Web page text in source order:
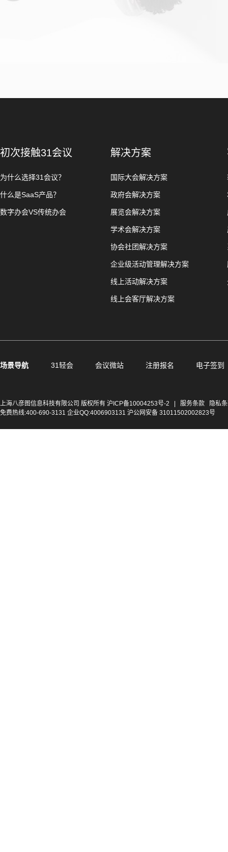
初次接触31会议
为什么选择31会议？
什么是SaaS产品？
数字办会VS传统办会
解决方案
国际大会解决方案
政府会解决方案
展览会解决方案
学术会解决方案
协会社团解决方案
企业级活动管理解决方案
线上活动解决方案
线上会客厅解决方案
场景导航 31轻会 会议微站 注册报名 电子签到
上海八彦图信息科技有限公司 版权所有 沪ICP备10004253号-2 服务条款
隐私
免费热线:400-690-3131 企业QQ:4006903131 沪公网安备 31011502002823号